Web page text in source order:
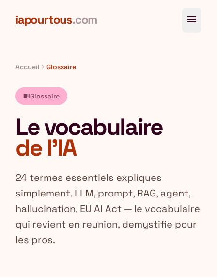
iapourtous.com menu
Accueil chevron_right Glossaire
menu_bookGlossaire
Le vocabulaire
de l'IA
24 termes essentiels expliques
simplement. LLM, prompt, RAG, agent,
hallucination, EU AI Act — le vocabulaire
qui revient en reunion, demystifie pour
les pros.